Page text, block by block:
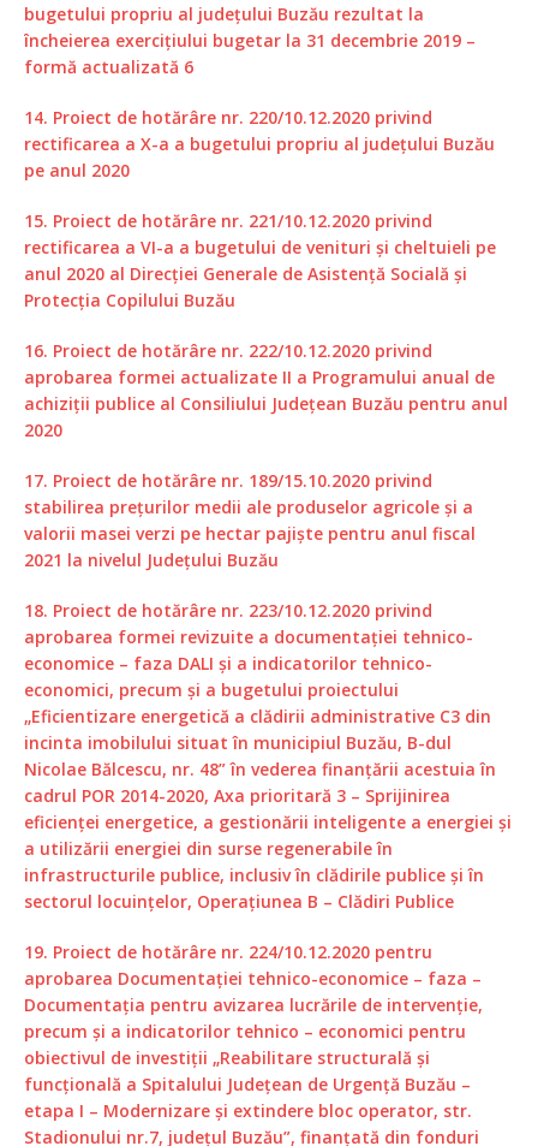
bugetului propriu al județului Buzău rezultat la
încheierea exercițiului bugetar la 31 decembrie 2019 –
formă actualizată 6
14. Proiect de hotărâre nr. 220/10.12.2020 privind
rectificarea a X-a a bugetului propriu al județului Buzău
pe anul 2020
15. Proiect de hotărâre nr. 221/10.12.2020 privind
rectificarea a VI-a a bugetului de venituri și cheltuieli pe
anul 2020 al Direcției Generale de Asistență Socială și
Protecția Copilului Buzău
16. Proiect de hotărâre nr. 222/10.12.2020 privind
aprobarea formei actualizate II a Programului anual de
achiziții publice al Consiliului Județean Buzău pentru anul
2020
17. Proiect de hotărâre nr. 189/15.10.2020 privind
stabilirea preţurilor medii ale produselor agricole şi a
valorii masei verzi pe hectar pajişte pentru anul fiscal
2021 la nivelul Judeţului Buzău
18. Proiect de hotărâre nr. 223/10.12.2020 privind
aprobarea formei revizuite a documentației tehnico-
economice – faza DALI și a indicatorilor tehnico-
economici, precum și a bugetului proiectului
„Eficientizare energetică a clădirii administrative C3 din
incinta imobilului situat în municipiul Buzău, B-dul
Nicolae Bălcescu, nr. 48” în vederea finanțării acestuia în
cadrul POR 2014-2020, Axa prioritară 3 – Sprijinirea
eficienței energetice, a gestionării inteligente a energiei și
a utilizării energiei din surse regenerabile în
infrastructurile publice, inclusiv în clădirile publice și în
sectorul locuințelor, Operațiunea B – Clădiri Publice
19. Proiect de hotărâre nr. 224/10.12.2020 pentru
aprobarea Documentației tehnico-economice – faza –
Documentaţia pentru avizarea lucrările de intervenţie,
precum și a indicatorilor tehnico – economici pentru
obiectivul de investiții „Reabilitare structurală şi
funcţională a Spitalului Judeţean de Urgenţă Buzău –
etapa I – Modernizare şi extindere bloc operator, str.
Stadionului nr.7, județul Buzău”, finanțată din fonduri